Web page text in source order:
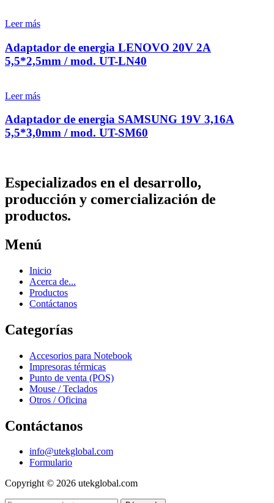
Leer más
Adaptador de energia LENOVO 20V 2A
5,5*2,5mm / mod. UT-LN40
Leer más
Adaptador de energia SAMSUNG 19V 3,16A
5,5*3,0mm / mod. UT-SM60
Especializados en el desarrollo,
producción y comercialización de
productos.
Menú
Inicio
Acerca de...
Productos
Contáctanos
Categorías
Accesorios para Notebook
Impresoras térmicas
Punto de venta (POS)
Mouse / Teclados
Otros / Oficina
Contáctanos
info@utekglobal.com
Formulario
Copyright © 2026 utekglobal.com